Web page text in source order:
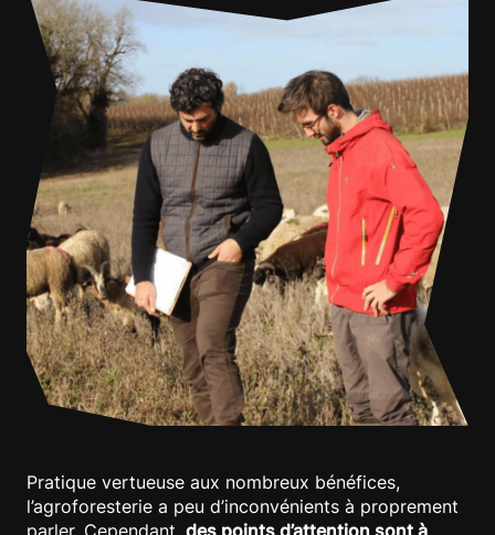
Pratique vertueuse aux nombreux bénéfices,
l’agroforesterie a peu d’inconvénients à proprement